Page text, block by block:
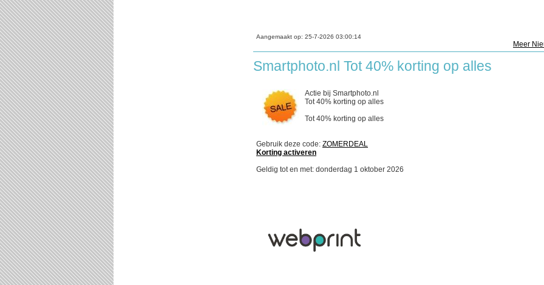
Aangemaakt op: 25-7-2026 03:00:14
Meer
Smartphoto.nl Tot 40% korting op alles
Actie bij Smartphoto.nl
Tot 40% korting op alles
Tot 40% korting op alles
Gebruik deze code: ZOMERDEAL
Korting activeren
Geldig tot en met: donderdag 1 oktober 2026